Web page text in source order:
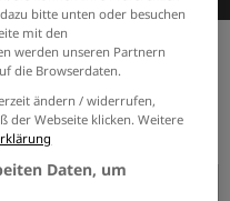
bitte unten oder besuchen
mit den
werden unseren Partnern
die Browserdaten.
ändern / widerrufen,
der Webseite klicken. Weitere
Daten, um